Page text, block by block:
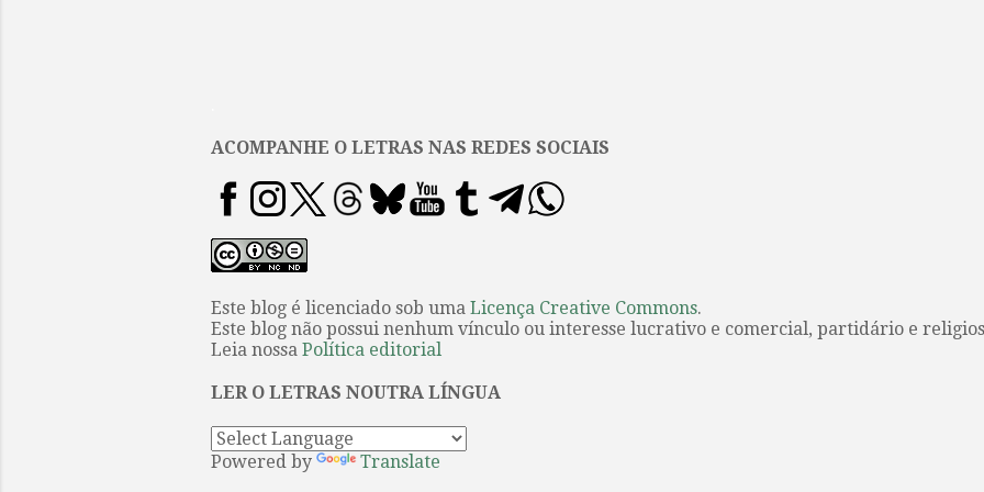
ACOMPANHE O LETRAS NAS REDES SOCIAIS
Este blog é licenciado sob uma Licença Creative Commons.
Este blog não possui nenhum vínculo ou interesse lucrativo e comercial, partidário e
Leia nossa Política editorial
LER O LETRAS NOUTRA LÍNGUA
Powered by Translate